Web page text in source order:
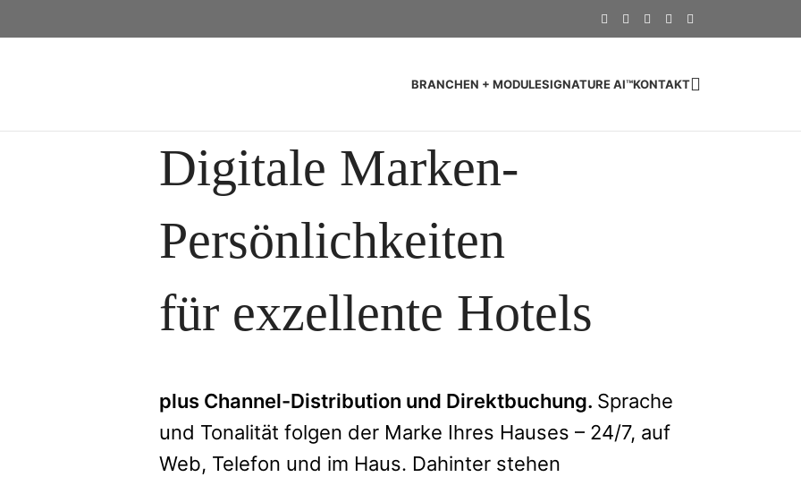
BRANCHEN + MODULESIGNATURE AI™KONTAKT
Digitale Marken-
Persönlichkeiten
für exzellente Hotels
plus Channel-Distribution und Direktbuchung. Sprache
und Tonalität folgen der Marke Ihres Hauses – 24/7, auf
Web, Telefon und im Haus. Dahinter stehen